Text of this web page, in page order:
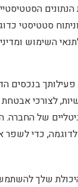
בנכסים
לצורכי אבטחת
של החברה.
כדי לשפר
שלך